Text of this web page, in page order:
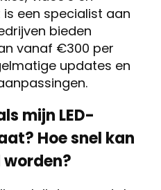
een specialist aan
bieden
vanaf €300 per
updates en
mijn LED-
Hoe snel kan